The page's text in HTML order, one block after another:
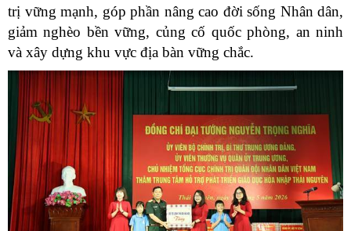
trị vững mạnh, góp phần nâng cao đời sống Nhân dân,
giảm nghèo bền vững, củng cố quốc phòng, an ninh
và xây dựng khu vực địa bàn vững chắc.